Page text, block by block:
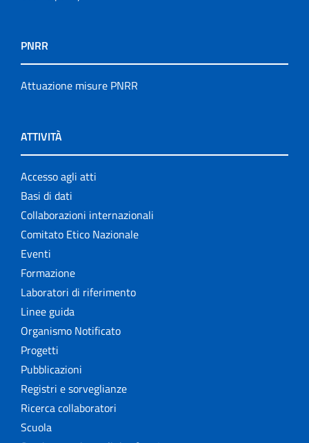
PNRR
Attuazione misure PNRR
ATTIVITÀ
Accesso agli atti
Basi di dati
Collaborazioni internazionali
Comitato Etico Nazionale
Eventi
Formazione
Laboratori di riferimento
Linee guida
Organismo Notificato
Progetti
Pubblicazioni
Registri e sorveglianze
Ricerca collaboratori
Scuola